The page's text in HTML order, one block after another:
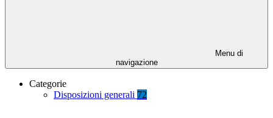
Menu di
navigazione
Categorie
Disposizioni generali 72